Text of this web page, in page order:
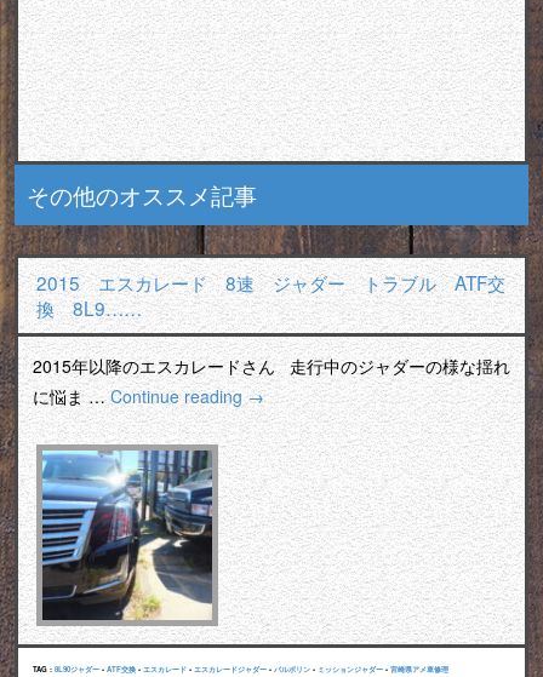
その他のオススメ記事
2015 エスカレード 8速 ジャダー トラブル ATF交
換 8L9……
2015年以降のエスカレードさん 走行中のジャダーの様な揺れ
に悩ま …Continue reading→
TAG : 8L90ジャダー • ATF交換 • エスカレード • エスカレードジャダー • バルボリン • ミッションジャダー • 宮崎県アメ車修理